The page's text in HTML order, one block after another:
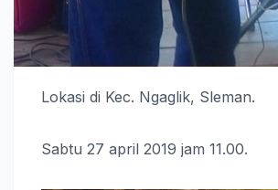
Lokasi di Kec. Ngaglik, Sleman.
Sabtu 27 april 2019 jam 11.00.